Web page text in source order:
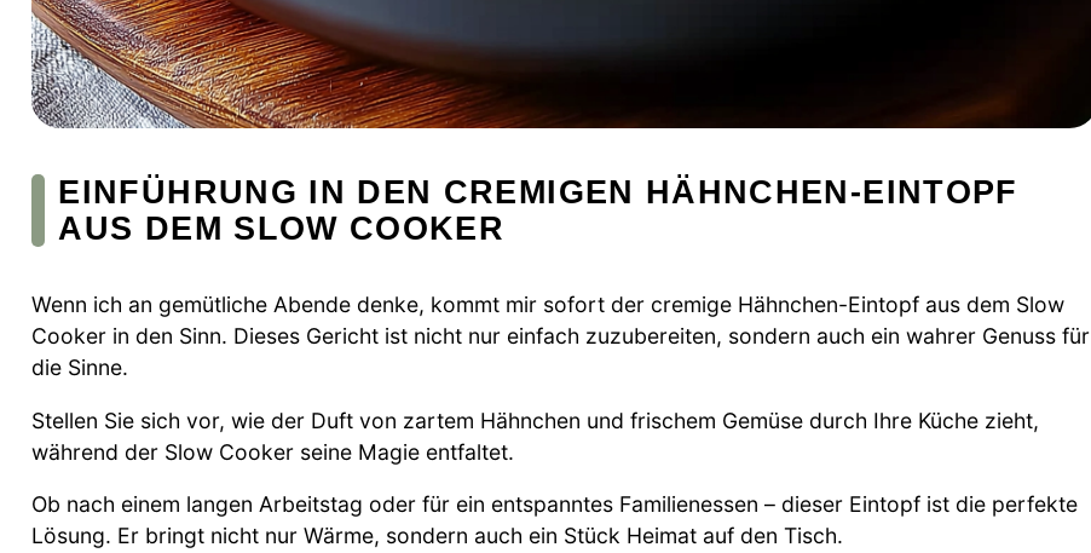
EINFÜHRUNG IN DEN CREMIGEN HÄHNCHEN-EINTOPF
AUS DEM SLOW COOKER
Wenn ich an gemütliche Abende denke, kommt mir sofort der cremige Hähnchen-Eintopf aus dem Slow
Cooker in den Sinn. Dieses Gericht ist nicht nur einfach zuzubereiten, sondern auch ein wahrer Genuss für
die Sinne.
Stellen Sie sich vor, wie der Duft von zartem Hähnchen und frischem Gemüse durch Ihre Küche zieht,
während der Slow Cooker seine Magie entfaltet.
Ob nach einem langen Arbeitstag oder für ein entspanntes Familienessen – dieser Eintopf ist die perfekte
Lösung. Er bringt nicht nur Wärme, sondern auch ein Stück Heimat auf den Tisch.